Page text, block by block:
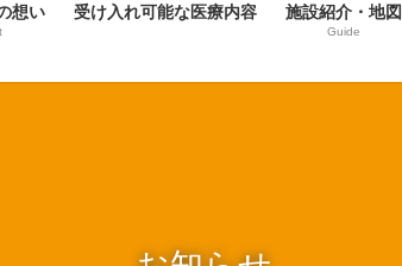
想い 受け入れ可能な医療内容 施設紹介・地図
Guide